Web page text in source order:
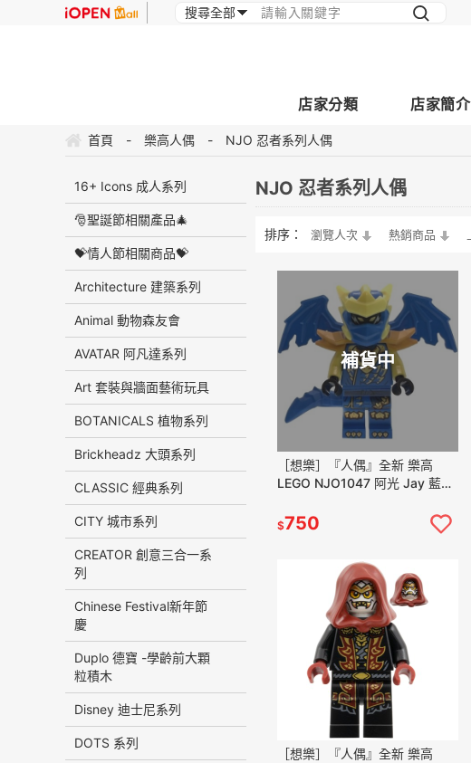
店家分類 店家簡介
首頁 - 樂高人偶 - NJO 忍者系列人偶
16+ Icons 成人系列
🎅聖誕節相關產品🎄
💝情人節相關商品💝
Architecture 建築系列
Animal 動物森友會
AVATAR 阿凡達系列
Art 套裝與牆面藝術玩具
BOTANICALS 植物系列
Brickheadz 大頭系列
CLASSIC 經典系列
CITY 城市系列
CREATOR 創意三合一系
列
Chinese Festival新年節
慶
Duplo 德寶 -學齡前大顆
粒積木
Disney 迪士尼系列
DOTS 系列
NJO 忍者系列人偶
排序： 瀏覽人次 熱銷商品
補貨中
［想樂］『人偶』全新 樂高
LEGO NJO1047 阿光 Jay 藍忍
$750
［想樂］『人偶』全新 樂高